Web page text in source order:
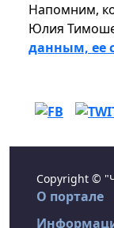
Напомним,
Юлия
данным, ее
Copyright ©
О портале